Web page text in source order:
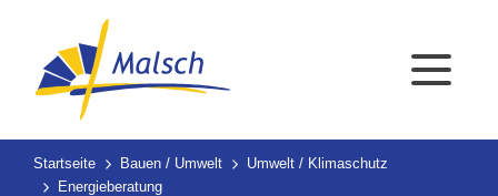
Startseite Bauen / Umwelt
Umwelt / Klimaschutz
Energieberatung